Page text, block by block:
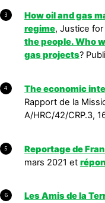
3
How oil and gas
regime, Justice
the people. Who
gas projects?
4 The economic
Rapport de la
A/HRC/42/CRP.3,
5 Reportage de
mars 2021 et
6
Les Amis de la